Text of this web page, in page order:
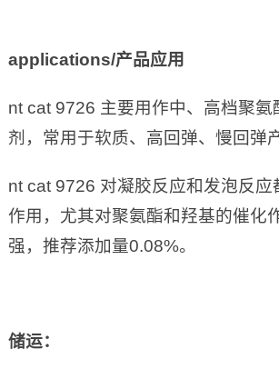
applications/产品应用
nt cat 9726 主要用作中、高档聚氨
剂，常用于软质、高回弹、慢回弹
nt cat 9726 对凝胶反应和发泡反应
作用，尤其对聚氨酯和羟基的催化
强，推荐添加量0.08%。
储运：